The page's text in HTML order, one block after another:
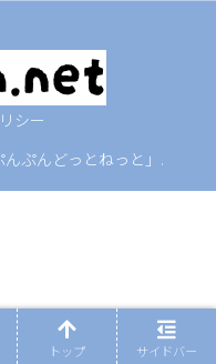
シー
ぷんどっとねっと」.
トップ サイドバー